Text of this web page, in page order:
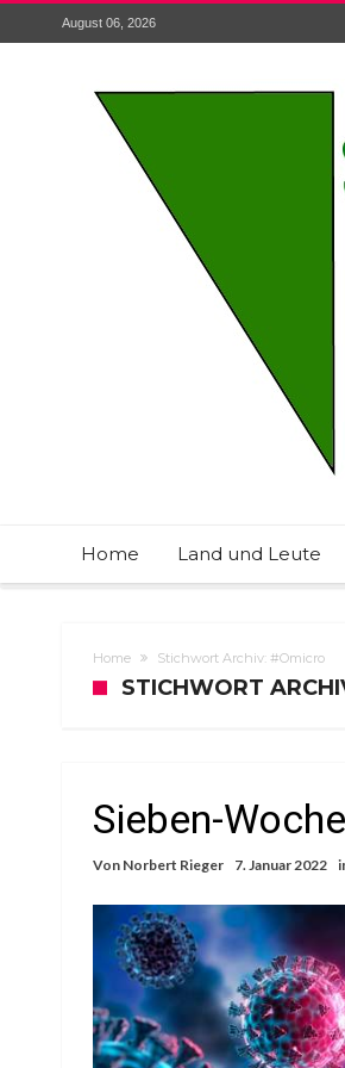
August 06, 2026
Home Land und Leute
Home Stichwort Archiv: #Omicro
STICHWORT
Sieben-
Von Norbert Rieger 7. Januar 2022